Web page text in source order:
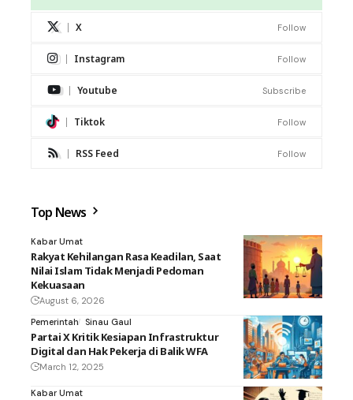
X Follow
Instagram Follow
Youtube Subscribe
Tiktok Follow
RSS Feed Follow
Top News
Kabar Umat
Rakyat Kehilangan Rasa Keadilan, Saat
Nilai Islam Tidak Menjadi Pedoman
Kekuasaan
August 6, 2026
Pemerintah
Sinau Gaul
Partai X Kritik Kesiapan Infrastruktur
Digital dan Hak Pekerja di Balik WFA
March 12, 2025
Kabar Umat